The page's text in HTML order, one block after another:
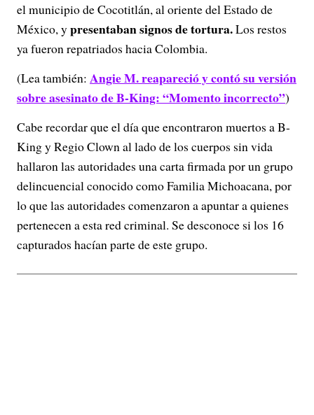
el municipio de Cocotitlán, al oriente del Estado de
México, ypresentaban signos de tortura.Los restos
ya fueron repatriados hacia Colombia.
(Lea también: Angie M. reapareció y contó su versión
sobre asesinato de B-King: “Momento incorrecto”)
Cabe recordar que el día que encontraron muertos a B-
King y Regio Clown al lado de los cuerpos sin vida
hallaron las autoridades una carta firmada por un grupo
delincuencial conocido como Familia Michoacana, por
lo que las autoridades comenzaron a apuntar a quienes
pertenecen a esta red criminal. Se desconoce si los 16
capturados hacían parte de este grupo.